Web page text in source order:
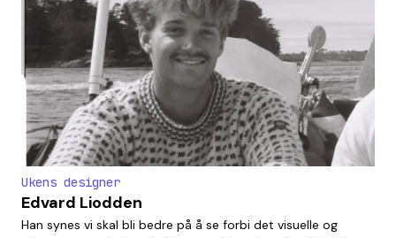
Ukens designer
Edvard Liodden
Han synes vi skal bli bedre på å se forbi det visuelle og